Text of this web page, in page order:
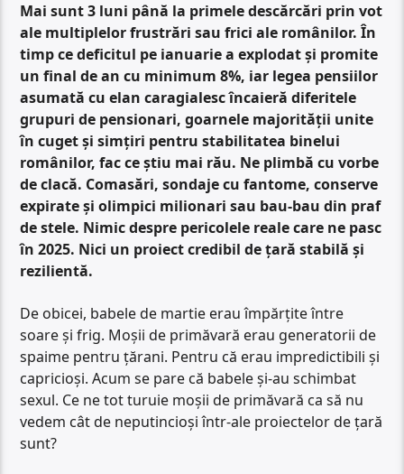
Mai sunt 3 luni până la primele descărcări prin vot
ale multiplelor frustrări sau frici ale românilor. În
timp ce deficitul pe ianuarie a explodat și promite
un final de an cu minimum 8%, iar legea pensiilor
asumată cu elan caragialesc încaieră diferitele
grupuri de pensionari, goarnele majorității unite
în cuget și simțiri pentru stabilitatea binelui
românilor, fac ce știu mai rău. Ne plimbă cu vorbe
de clacă. Comasări, sondaje cu fantome, conserve
expirate și olimpici milionari sau bau-bau din praf
de stele. Nimic despre pericolele reale care ne pasc
în 2025. Nici un proiect credibil de țară stabilă și
rezilientă.
De obicei, babele de martie erau împărțite între
soare și frig. Moșii de primăvară erau generatorii de
spaime pentru țărani. Pentru că erau impredictibili și
capricioși. Acum se pare că babele și-au schimbat
sexul. Ce ne tot turuie moșii de primăvară ca să nu
vedem cât de neputincioși într-ale proiectelor de țară
sunt?